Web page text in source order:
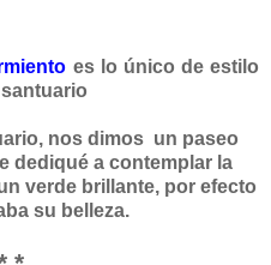
eslo único de estilo
nos dimos un paseo
dediqué a contemplar la
verde brillante, por efecto
su belleza.